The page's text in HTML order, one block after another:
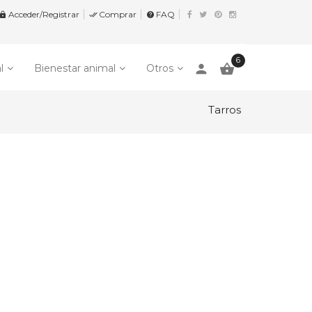
Acceder/Registrar  Comprar help FAQ
Bienestar animal Otros person 
6
Tarros